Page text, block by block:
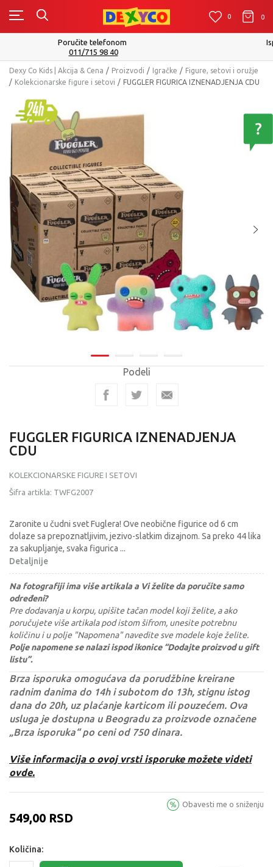
0 0 0
Isporuku možete očekivati u roku od 2 do 4 radna dana!
Pogledaj više
Dexy Co Kids | Akcija & Cena Proizvodi Igračke
Figure, setovi i oružje
Kolekcionarske figure i setovi
FUGGLER FIGURICA IZNENADJENJA CDU
Podeli
FUGGLER FIGURICA IZNENADJENJA
CDU
KOLEKCIONARSKE FIGURE I SETOVI
Šifra artikla: TWFG2007
Zaronite u čudni svet Fuglera! Ove neobične figurice od 6 cm
dolaze sa prepoznatljivim, jezivo-slatkim dizajnom. Sa preko 44 lika
za sakupljanje, svaka figurica ...
Detaljnije
Na fotografiji ima više artikala a Vi želite da poručite samo
određeni?
Pre dodavanja u korpu, upišite tačan model koji želite, a ako
poručujete više artikala pod istom šifrom, unesite potrebnu
količinu i u polje "Napomena" navedite sve modele koje želite.
Polje napomene se nalazi ispod ikonice “Dodajte proizvod u gift
listu”.
Brza isporuka omogućava da porudžbine kreirane
radnim danima do 14h i subotom do 13h, stignu istog
dana do 20h, uz plaćanje karticom ili pouzećem. Ova
usluga je dostupna u Beogradu za proizvode označene
„Brza isporuka“ po ceni od 750 dinara.
Više informacija o ovoj vrsti isporuke možete videti
ovde.
549,00 RSD
Obavesti me o sniženju
Količina: